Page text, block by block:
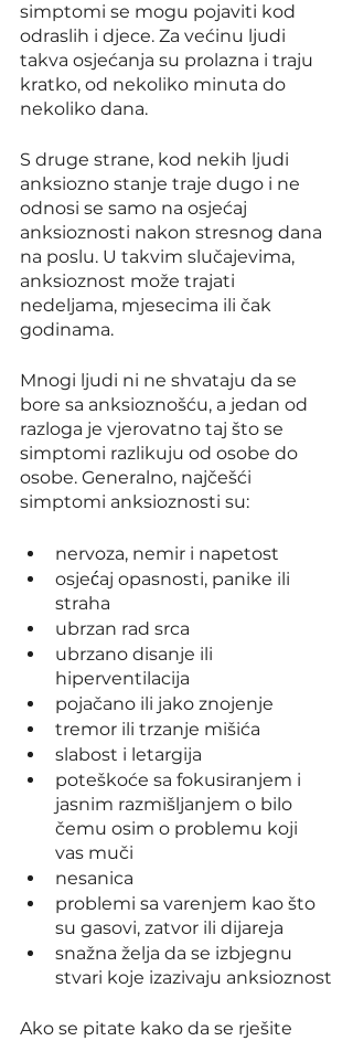
simptomi se mogu pojaviti kod
odraslih i djece. Za većinu ljudi
takva osjećanja su prolazna i traju
kratko, od nekoliko minuta do
nekoliko dana.
S druge strane, kod nekih ljudi
anksiozno stanje traje dugo i ne
odnosi se samo na osjećaj
anksioznosti nakon stresnog dana
na poslu. U takvim slučajevima,
anksioznost može trajati
nedeljama, mjesecima ili čak
godinama.
Mnogi ljudi ni ne shvataju da se
bore sa anksioznošću, a jedan od
razloga je vjerovatno taj što se
simptomi razlikuju od osobe do
osobe. Generalno, najčešći
simptomi anksioznosti su:
nervoza, nemir i napetost
osjećaj opasnosti, panike ili
straha
ubrzan rad srca
ubrzano disanje ili
hiperventilacija
pojačano ili jako znojenje
tremor ili trzanje mišića
slabost i letargija
poteškoće sa fokusiranjem i
jasnim razmišljanjem o bilo
čemu osim o problemu koji
vas muči
nesanica
problemi sa varenjem kao što
su gasovi, zatvor ili dijareja
snažna želja da se izbjegnu
stvari koje izazivaju anksioznost
Ako se pitate kako da se rješite